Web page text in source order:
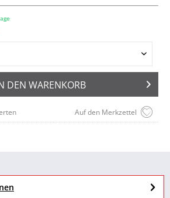
DEN WARENKORB
Auf den Merkzettel